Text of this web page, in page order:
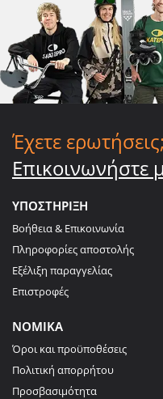
Έχετε ερωτήσεις;
Επικοινωνήστε
ΥΠΟΣΤΗΡΙΞΗ
Βοήθεια & Επικοινωνία
Πληροφορίες αποστολής
Εξέλιξη παραγγελίας
Επιστροφές
ΝΟΜΙΚΑ
Όροι και προϋποθέσεις
Πολιτική απορρήτου
Προσβασιμότητα